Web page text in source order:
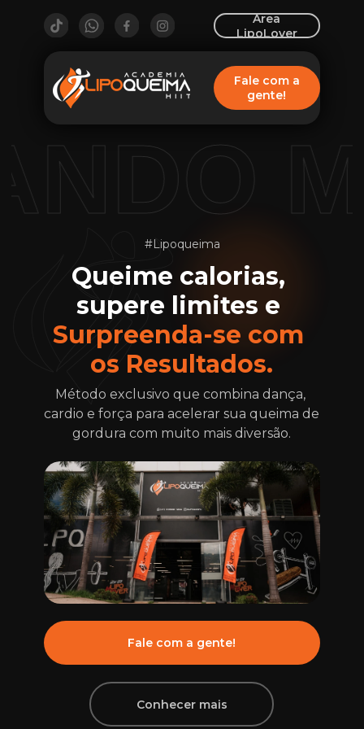
Área
LipoLover
Fale com a
gente!
#Lipoqueima
Queime calorias,
Surpreenda-se com
os Resultados.
Método exclusivo que combina dança,
cardio e força para acelerar sua queima de
gordura com muito mais diversão.
Fale com a gente!
Conhecer mais